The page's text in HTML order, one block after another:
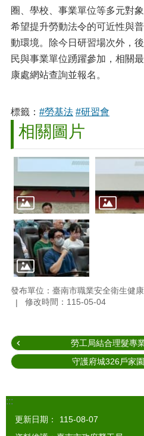
圈、學校、事業單位等多元對
希望提升勞動法令的可近性與
動環境。除今日研習場次外，
民與事業單位踴躍參加，相關
康處網站查詢並報名。
標籤： #勞基法 #研習會
相關圖片
發布單位：臺南市職業安全衛生健
修改時間：115-05-04
勞工局結合理髮專
守護府城326戶家
:::
更新日期：
115-08-07